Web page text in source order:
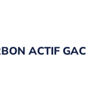
ACTIF GAC